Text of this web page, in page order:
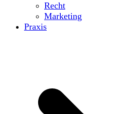
Recht
Marketing
Praxis